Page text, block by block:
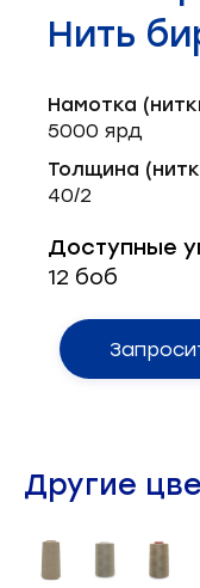
Запчасти для
Нетканые
Установочное
Нить
Намотка
5000 ярд
Толщина
40/2
Доступные
12 боб
Другие